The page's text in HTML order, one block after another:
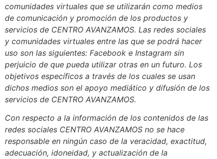
comunidades virtuales que se utilizarán como medios
de comunicación y promoción de los productos y
servicios de CENTRO AVANZAMOS. Las redes sociales
y comunidades virtuales entre las que se podrá hacer
uso son las siguientes: Facebook e Instagram sin
perjuicio de que pueda utilizar otras en un futuro. Los
objetivos específicos a través de los cuales se usan
dichos medios son el apoyo mediático y difusión de los
servicios de CENTRO AVANZAMOS.
Con respecto a la información de los contenidos de las
redes sociales CENTRO AVANZAMOS no se hace
responsable en ningún caso de la veracidad, exactitud,
adecuación, idoneidad, y actualización de la